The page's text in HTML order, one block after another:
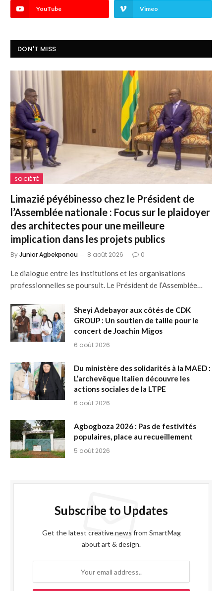
YouTube Vimeo
DON'T MISS
SOCIÉTÉ
Limazié péyébinesso chez le Président de
l’Assemblée nationale : Focus sur le plaidoyer
des architectes pour une meilleure
implication dans les projets publics
ByJunior Agbekponou 8 août 2026 0
Le dialogue entre les institutions et les organisations
professionnelles se poursuit. Le Président de l’Assemblée…
Sheyi Adebayor aux côtés de CDK
GROUP : Un soutien de taille pour le
concert de Joachin Migos
6 août 2026
Du ministère des solidarités à la MAED :
L’archevêque Italien découvre les
actions sociales de la LTPE
6 août 2026
Agbogboza 2026 : Pas de festivités
populaires, place au recueillement
5 août 2026
Subscribe to Updates
Get the latest creative news from SmartMag
about art & design.